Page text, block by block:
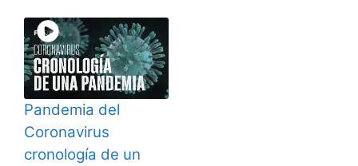
Pandemia del
Coronavirus
cronología de un